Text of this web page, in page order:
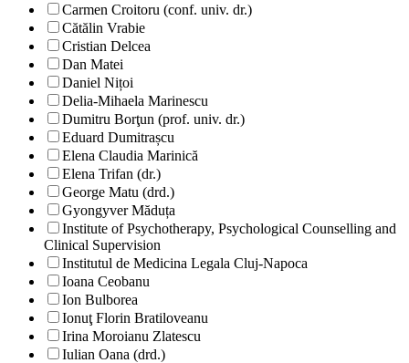
Carmen Croitoru (conf. univ. dr.)
Cătălin Vrabie
Cristian Delcea
Dan Matei
Daniel Nițoi
Delia-Mihaela Marinescu
Dumitru Borţun (prof. univ. dr.)
Eduard Dumitrașcu
Elena Claudia Marinică
Elena Trifan (dr.)
George Matu (drd.)
Gyongyver Măduța
Institute of Psychotherapy, Psychological Counselling and
Clinical Supervision
Institutul de Medicina Legala Cluj-Napoca
Ioana Ceobanu
Ion Bulborea
Ionuţ Florin Bratiloveanu
Irina Moroianu Zlatescu
Iulian Oana (drd.)